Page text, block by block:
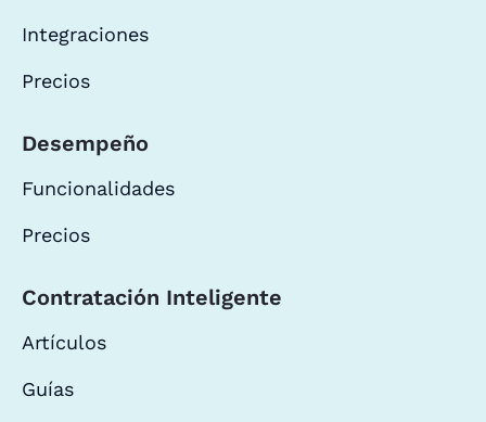
Integraciones
Precios
Desempeño
Funcionalidades
Precios
Contratación Inteligente
Artículos
Guías